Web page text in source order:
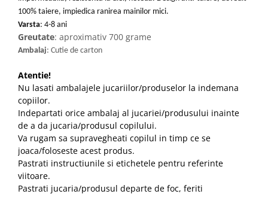
100% taiere, impiedica ranirea mainilor mici.
Varsta: 4-8 ani
Greutate: aproximativ 700 grame
Ambalaj: Cutie de carton
Atentie!
Nu lasati ambalajele jucariilor/produselor la indemana
copiilor.
Indepartati orice ambalaj al jucariei/produsului inainte
de a da jucaria/produsul copilului.
Va rugam sa supravegheati copilul in timp ce se
joaca/foloseste acest produs.
Pastrati instructiunile si etichetele pentru referinte
viitoare.
Pastrati jucaria/produsul departe de foc, feriti